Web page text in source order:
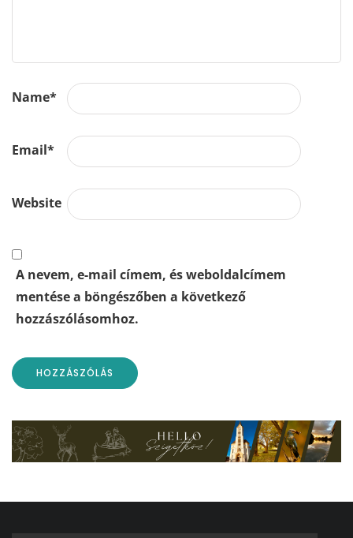
Name*
Email*
Website
A nevem, e-mail címem, és weboldalcímem
mentése a böngészőben a következő
hozzászólásomhoz.